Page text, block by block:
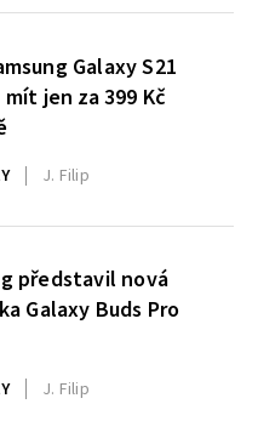
Galaxy S21
jen za 399 Kč
J. Filip
představil nová
Galaxy Buds Pro
J. Filip